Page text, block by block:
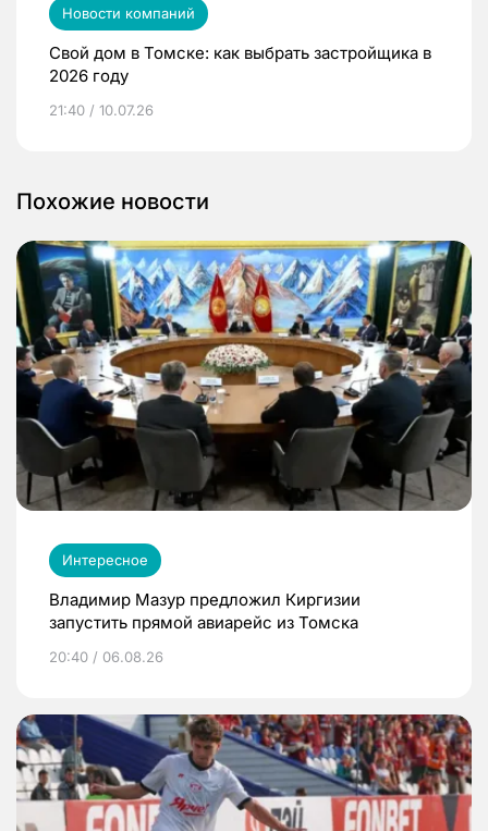
Новости компаний
Свой дом в Томске: как выбрать застройщика в
2026 году
21:40 / 10.07.26
Похожие новости
Интересное
Владимир Мазур предложил Киргизии
запустить прямой авиарейс из Томска
20:40 / 06.08.26